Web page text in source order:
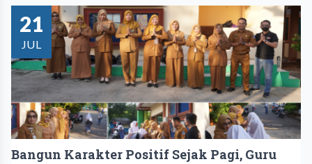
21
JUL
Bangun Karakter Positif Sejak Pagi, Guru